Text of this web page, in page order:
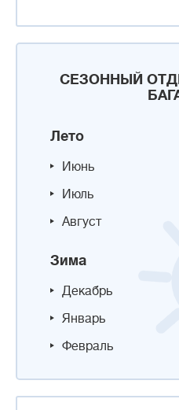
СЕЗОННЫЙ
Лето
Июнь
Июль
Август
Зима
Декабрь
Январь
Февраль